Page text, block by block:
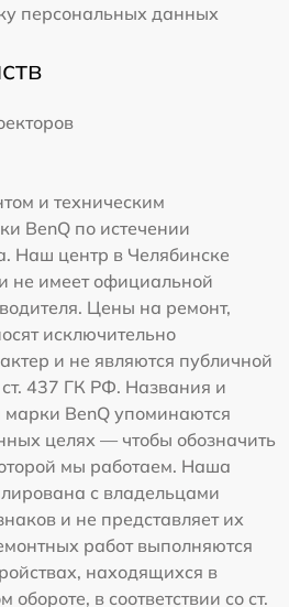
персональных данных
и техническим
BenQ по истечении
Наш центр в Челябинске
не имеет официальной
Цены на ремонт,
исключительно
и не являются публичной
437 ГК РФ. Названия и
марки BenQ упоминаются
целях — чтобы обозначить
мы работаем. Наша
с владельцами
и не представляет их
работ выполняются
находящихся в
в соответствии со ст.